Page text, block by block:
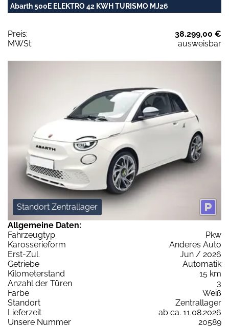
Abarth 500E ELEKTRO 42 KWH TURISMO MJ26
Preis:
38.299,00 €
MWSt:
ausweisbar
Standort Zentrallager
Allgemeine Daten:
Fahrzeugtyp
Pkw
Karosserieform
Anderes Auto
Erst-Zul.
Jun / 2026
Getriebe
Automatik
Kilometerstand
15 km
Anzahl der Türen
3
Farbe
Weiß
Standort
Zentrallager
Lieferzeit
ab ca. 11.08.2026
Unsere Nummer
20589